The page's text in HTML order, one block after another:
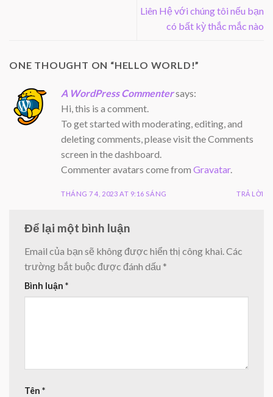
Liên Hệ với chúng tôi nếu bạn
có bất kỳ thắc mắc nào
ONE THOUGHT ON “HELLO WORLD!”
A WordPress Commentersays:
Hi, this is a comment.
To get started with moderating, editing, and
deleting comments, please visit the Comments
screen in the dashboard.
Commenter avatars come from Gravatar.
THÁNG 7 4, 2023 AT 9:16 SÁNG TRẢ LỜI
Để lại một bình luận
Email của bạn sẽ không được hiển thị công khai.Các
trường bắt buộc được đánh dấu *
Bình luận *
Tên *